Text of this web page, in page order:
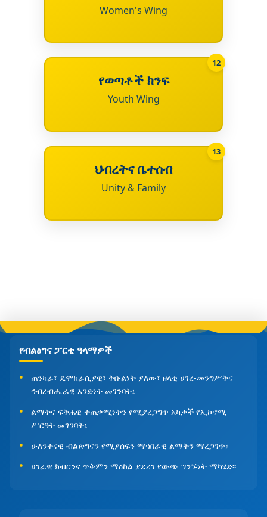
Women's Wing
12
የወጣቶች ክንፍ
Youth Wing
13
ህብረትና ቤተሰብ
Unity & Family
የብልፅግና ፓርቲ ዓላማዎች
ጠንካራ፣ ዴሞክራሲያዊ፣ ቅቡልነት ያለው፣ ዘላቂ ሀገረ-መንግሥትና
ኅብረብሔራዊ አንድነት መገንባት፤
ልማትና ፍትሐዊ ተጠቃሚነትን የሚያረጋግጥ አካታች የኢኮኖሚ
ሥርዓት መገንባት፤
ሁለንተናዊ ብልጽግናን የሚያሰፍን ማኅበራዊ ልማትን ማረጋገጥ፤
ሀገራዊ ክብርንና ጥቅምን ማዕከል ያደረገ የውጭ ግንኙነት ማካሄድ፡፡